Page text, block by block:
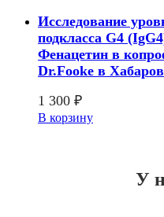
Исследование
подкласса G4
Фенацетин в
Dr.Fooke в
1 300 ₽
В корзину
У